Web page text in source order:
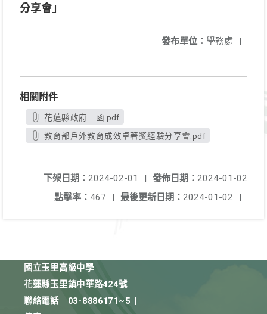
分享會」
發布單位： 學務處 |
相關附件
花蓮縣政府 函.pdf
教育部戶外教育成效卓著獎經驗分享會.pdf
發佈日期： 2024-01-02
下架日期： 2024-02-01
|
最後更新日期： 2024-01-02 |
點擊率： 467 |
國立玉里高級中學
花蓮縣玉里鎮中華路424號
聯絡電話
03-8886171~5